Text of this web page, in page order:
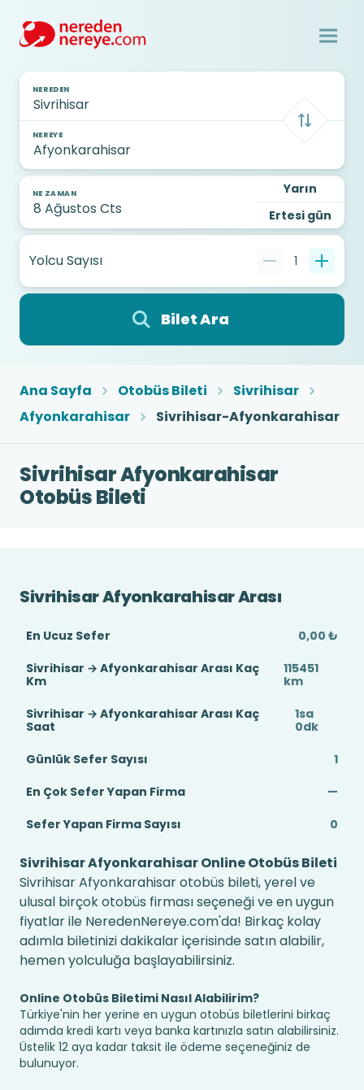
NEREDEN
NEREYE
NE ZAMAN
Yarın
Ertesi gün
Yolcu Sayısı 1
Bilet Ara
Ana Sayfa Otobüs Bileti
Sivrihisar
Afyonkarahisar
Sivrihisar-Afyonkarahisar
Sivrihisar Afyonkarahisar
Otobüs Bileti
Sivrihisar Afyonkarahisar Arası
En Ucuz Sefer
0,00 ₺
Sivrihisar → Afyonkarahisar Arası Kaç
Km
115451
km
Sivrihisar → Afyonkarahisar Arası Kaç
Saat
1sa
0dk
Günlük Sefer Sayısı
1
En Çok Sefer Yapan Firma
—
Sefer Yapan Firma Sayısı
0
Sivrihisar Afyonkarahisar Online Otobüs Bileti
Sivrihisar Afyonkarahisar otobüs bileti, yerel ve
ulusal birçok otobüs firması seçeneği ve en uygun
fiyatlar ile NeredenNereye.com'da! Birkaç kolay
adımla biletinizi dakikalar içerisinde satın alabilir,
hemen yolculuğa başlayabilirsiniz.
Online Otobüs Biletimi Nasıl Alabilirim?
Türkiye'nin her yerine en uygun otobüs biletlerini birkaç
adımda kredi kartı veya banka kartınızla satın alabilirsiniz.
Üstelik 12 aya kadar taksit ile ödeme seçeneğiniz de
bulunuyor.